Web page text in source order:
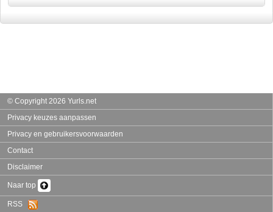
© Copyright 2026 Yurls.net
Privacy keuzes aanpassen
Privacy en gebruikersvoorwaarden
Contact
Disclaimer
Naar top
RSS